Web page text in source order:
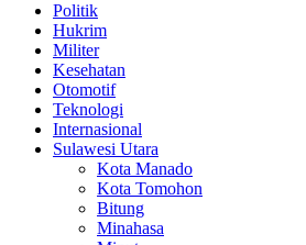
Politik
Hukrim
Militer
Kesehatan
Otomotif
Teknologi
Internasional
Sulawesi Utara
Kota Manado
Kota Tomohon
Bitung
Minahasa